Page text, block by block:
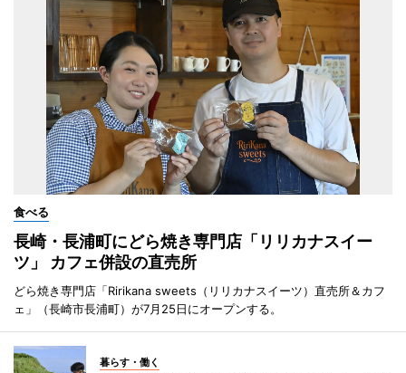
食べる
長崎・長浦町にどら焼き専門店「リリカナスイー
ツ」 カフェ併設の直売所
どら焼き専門店「Ririkana sweets（リリカナスイーツ）直売所＆カフ
ェ」（長崎市長浦町）が7月25日にオープンする。
暮らす・働く